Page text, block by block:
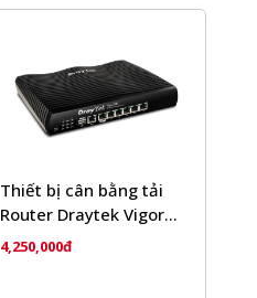
Thiết bị cân bằng tải
Router Draytek Vigor
2927
4,250,000đ